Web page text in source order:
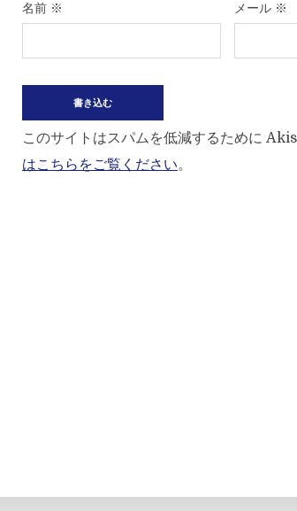
名前 ※ メール ※
このサイトはスパムを低減するために
はこちらをご覧ください。